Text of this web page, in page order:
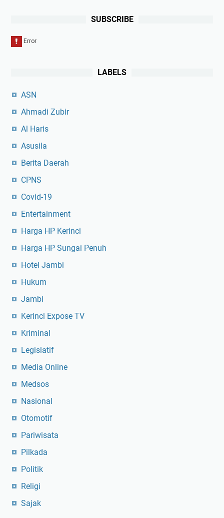
SUBSCRIBE
LABELS
ASN
Ahmadi Zubir
Al Haris
Asusila
Berita Daerah
CPNS
Covid-19
Entertainment
Harga HP Kerinci
Harga HP Sungai Penuh
Hotel Jambi
Hukum
Jambi
Kerinci Expose TV
Kriminal
Legislatif
Media Online
Medsos
Nasional
Otomotif
Pariwisata
Pilkada
Politik
Religi
Sajak